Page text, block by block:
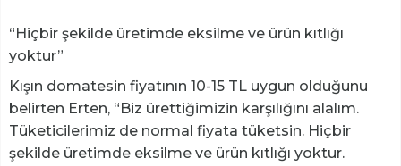
“Hiçbir şekilde üretimde eksilme ve ürün kıtlığı
yoktur”
Kışın domatesin fiyatının 10-15 TL uygun olduğunu
belirten Erten, “Biz ürettiğimizin karşılığını alalım.
Tüketicilerimiz de normal fiyata tüketsin. Hiçbir
şekilde üretimde eksilme ve ürün kıtlığı yoktur.